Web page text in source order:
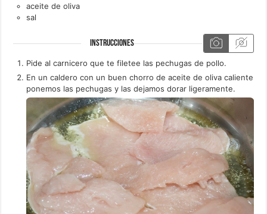
aceite de oliva
sal
INSTRUCCIONES
Pide al carnicero que te filetee las pechugas de pollo.
En un caldero con un buen chorro de aceite de oliva caliente
ponemos las pechugas y las dejamos dorar ligeramente.